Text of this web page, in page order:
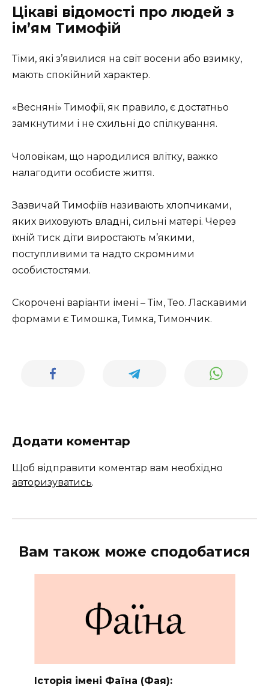
Цікаві відомості про людей з
ім’ям Тимофій
Тіми, які з’явилися на світ восени або взимку,
мають спокійний характер.
«Весняні» Тимофії, як правило, є достатньо
замкнутими і не схильні до спілкування.
Чоловікам, що народилися влітку, важко
налагодити особисте життя.
Зазвичай Тимофіїв називають хлопчиками,
яких виховують владні, сильні матері. Через
їхній тиск діти виростають м’якими,
поступливими та надто скромними
особистостями.
Скорочені варіанти імені – Тім, Тео. Ласкавими
формами є Тимошка, Тимка, Тимончик.
Додати коментар
Щоб відправити коментар вам необхідно
авторизуватись.
Вам також може сподобатися
Історія імені Фаїна (Фая):